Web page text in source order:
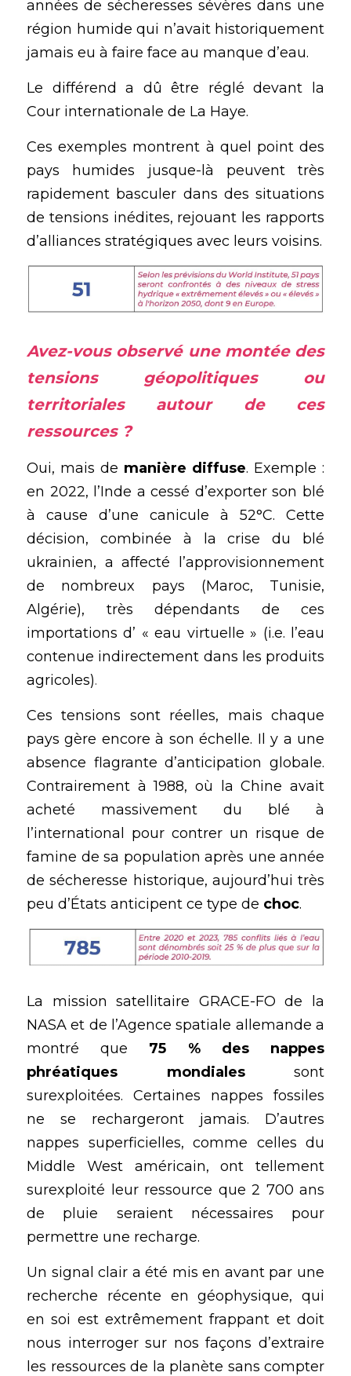
années de sécheresses sévères dans une
région humide qui n’avait historiquement
jamais eu à faire face au manque d’eau.
Le différend a dû être réglé devant la
Cour internationale de La Haye.
Ces exemples montrent à quel point des
pays humides jusque-là peuvent très
rapidement basculer dans des situations
de tensions inédites, rejouant les rapports
d’alliances stratégiques avec leurs voisins.
Avez-vous observé une montée des
tensions géopolitiques ou
territoriales autour de ces
ressources ?
Oui, mais de manière diffuse. Exemple :
en 2022, l’Inde a cessé d’exporter son blé
à cause d’une canicule à 52°C. Cette
décision, combinée à la crise du blé
ukrainien, a affecté l’approvisionnement
de nombreux pays (Maroc, Tunisie,
Algérie), très dépendants de ces
importations d’ « eau virtuelle » (i.e. l’eau
contenue indirectement dans les produits
agricoles).
Ces tensions sont réelles, mais chaque
pays gère encore à son échelle. Il y a une
absence flagrante d’anticipation globale.
Contrairement à 1988, où la Chine avait
acheté massivement du blé à
l’international pour contrer un risque de
famine de sa population après une année
de sécheresse historique, aujourd’hui très
peu d’États anticipent ce type de choc.
La mission satellitaire GRACE-FO de la
NASA et de l’Agence spatiale allemande a
montré que 75 % des nappes
phréatiques mondiales sont
surexploitées. Certaines nappes fossiles
ne se rechargeront jamais. D’autres
nappes superficielles, comme celles du
Middle West américain, ont tellement
surexploité leur ressource que 2 700 ans
de pluie seraient nécessaires pour
permettre une recharge.
Un signal clair a été mis en avant par une
recherche récente en géophysique, qui
en soi est extrêmement frappant et doit
nous interroger sur nos façons d’extraire
les ressources de la planète sans compter